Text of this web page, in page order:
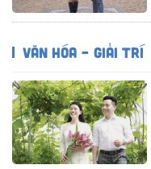
VĂN HÓA – GIẢI TRÍ